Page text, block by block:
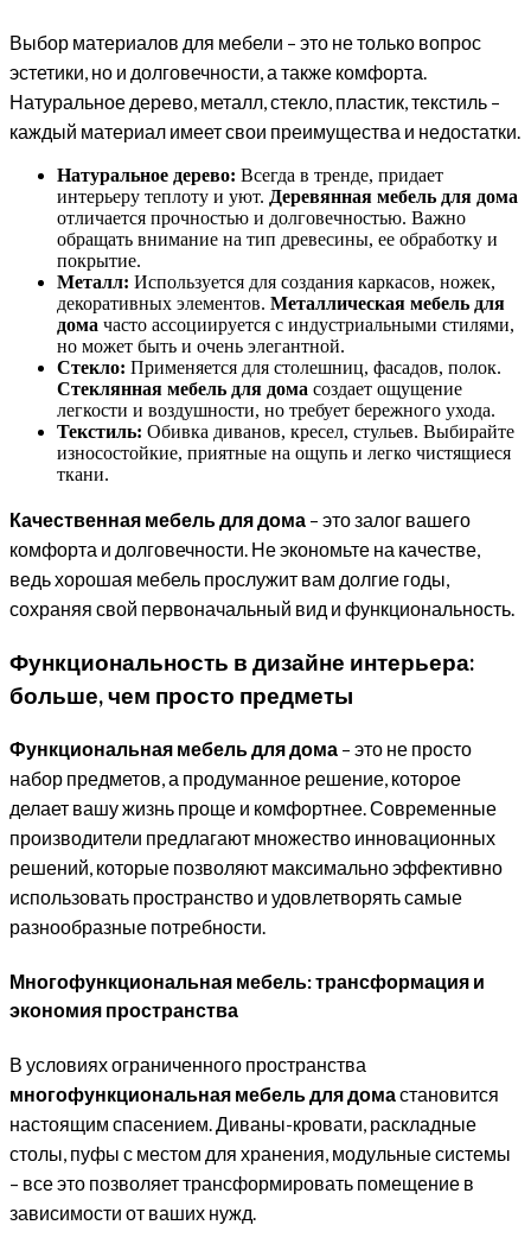
Выбор материалов для мебели – это не только вопрос
эстетики, но и долговечности, а также комфорта.
Натуральное дерево, металл, стекло, пластик, текстиль –
каждый материал имеет свои преимущества и недостатки.
Натуральное дерево: Всегда в тренде, придает
интерьеру теплоту и уют. Деревянная мебель для дома
отличается прочностью и долговечностью. Важно
обращать внимание на тип древесины, ее обработку и
покрытие.
Металл: Используется для создания каркасов, ножек,
декоративных элементов. Металлическая мебель для
дома часто ассоциируется с индустриальными стилями,
но может быть и очень элегантной.
Стекло: Применяется для столешниц, фасадов, полок.
Стеклянная мебель для дома создает ощущение
легкости и воздушности, но требует бережного ухода.
Текстиль: Обивка диванов, кресел, стульев. Выбирайте
износостойкие, приятные на ощупь и легко чистящиеся
ткани.
Качественная мебель для дома – это залог вашего
комфорта и долговечности. Не экономьте на качестве,
ведь хорошая мебель прослужит вам долгие годы,
сохраняя свой первоначальный вид и функциональность.
Функциональность в дизайне интерьера:
больше, чем просто предметы
Функциональная мебель для дома – это не просто
набор предметов, а продуманное решение, которое
делает вашу жизнь проще и комфортнее. Современные
производители предлагают множество инновационных
решений, которые позволяют максимально эффективно
использовать пространство и удовлетворять самые
разнообразные потребности.
Многофункциональная мебель: трансформация и
экономия пространства
В условиях ограниченного пространства
многофункциональная мебель для домастановится
настоящим спасением. Диваны-кровати, раскладные
столы, пуфы с местом для хранения, модульные системы
– все это позволяет трансформировать помещение в
зависимости от ваших нужд.